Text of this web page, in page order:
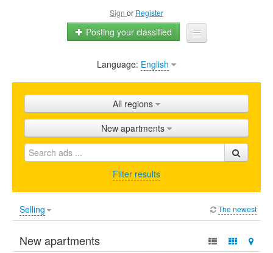
Sign or Register
Posting your classified
Home
Shops
Promotion
FAQ
Language: English
All regions
New apartments
Filter results
Selling The newest
New apartments